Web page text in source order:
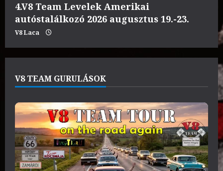
4.V8 Team Levelek Amerikai
autóstalálkozó 2026 augusztus 19.-23.
V8 Laca
V8 TEAM GURULÁSOK